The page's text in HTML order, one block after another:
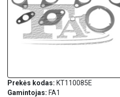
Prekės kodas: KT110085E
Gamintojas: FA1